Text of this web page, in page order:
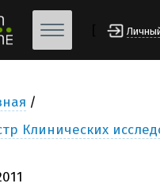
Клинических